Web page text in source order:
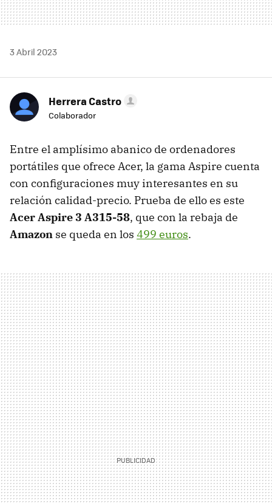
3 Abril 2023
Herrera Castro
Colaborador
Entre el amplísimo abanico de ordenadores
portátiles que ofrece Acer, la gama Aspire cuenta
con configuraciones muy interesantes en su
relación calidad-precio. Prueba de ello es este
Acer Aspire 3 A315-58, que con la rebaja de
Amazon se queda en los 499 euros.